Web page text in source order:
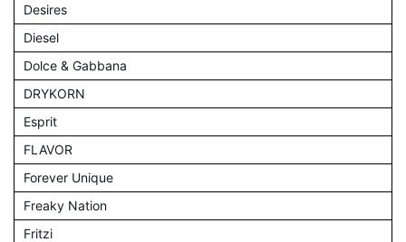
Desires
Diesel
Dolce & Gabbana
DRYKORN
Esprit
FLAVOR
Forever Unique
Freaky Nation
Fritzi